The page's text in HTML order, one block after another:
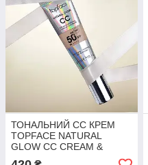
ТОНАЛЬНИЙ СС КРЕМ
TOPFACE NATURAL
GLOW CC CREAM &
CONCEALER SPF50 003